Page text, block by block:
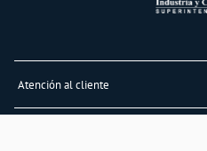
Atención al cliente